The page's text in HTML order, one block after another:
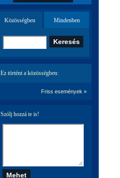
Közösségben Mindenben
Ez történt a közösségben:
Friss események »
Szólj hozzá te is!